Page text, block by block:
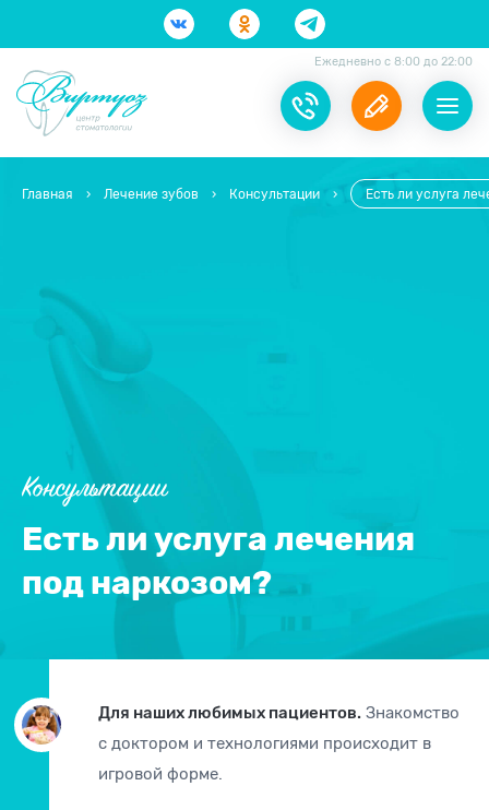
Ежедневно с 8:00 до 22:00
Главная › Лечение зубов › Консультации › Есть ли услуга
Консультации
Есть ли услуга лечения
под наркозом?
Для наших любимых пациентов. Знакомство
с доктором и технологиями происходит в
игровой форме.